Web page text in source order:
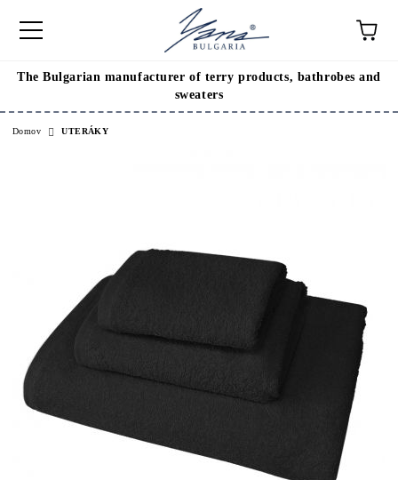
The Bulgarian manufacturer of terry products, bathrobes and
sweaters
Domov UTERÁKY